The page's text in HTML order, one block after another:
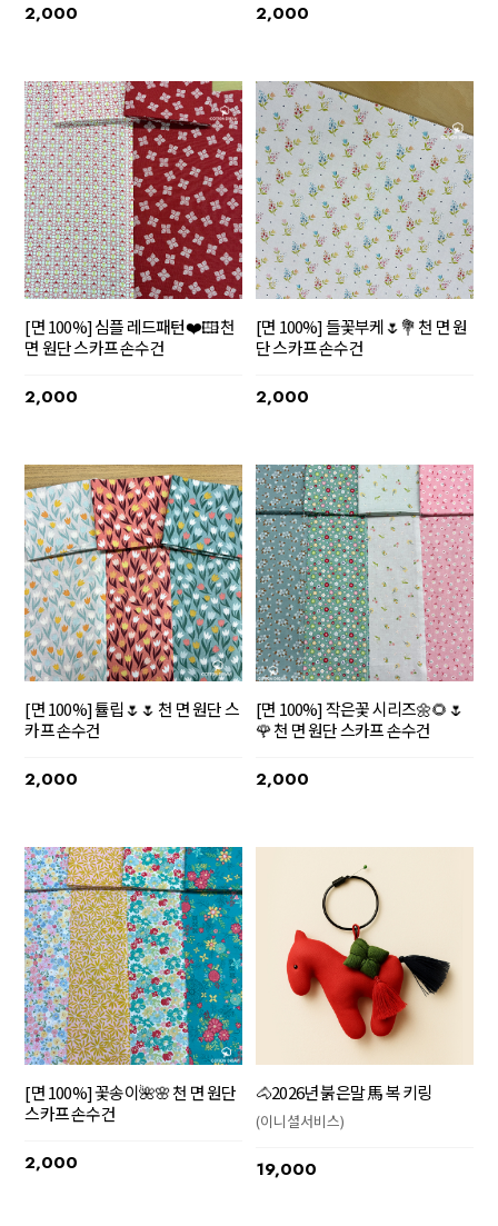
2,000 2,000
[면 100%] 심플 레드패턴❤️🖽 천
면 원단 스카프 손수건
2,000
[면 100%] 들꽃부케🌷💐 천 면 원
단 스카프 손수건
2,000
[면 100%] 튤립🌷🌷 천 면 원단 스
카프 손수건
2,000
[면 100%] 작은꽃 시리즈🌼🌻🌷
🌹 천 면 원단 스카프 손수건
2,000
[면 100%] 꽃송이🌺🌸 천 면 원단
스카프 손수건
2,000
🐴2026년 붉은말 馬 복 키링
(이니셜서비스)
19,000